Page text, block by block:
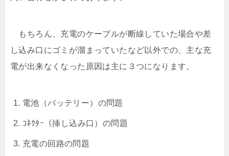
もちろん、充電のケーブルが断線していた場合や差
し込み口にゴミが溜まっていたなど以外での、主な充
電が出来なくなった原因は主に３つになります。
電池（バッテリー）の問題
ｺﾈｸﾀｰ（挿し込み口）の問題
充電の回路の問題